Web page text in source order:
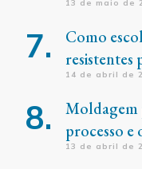
13 de maio de
Como
resistentes
14 de abril de
Moldagem
processo e
13 de abril de